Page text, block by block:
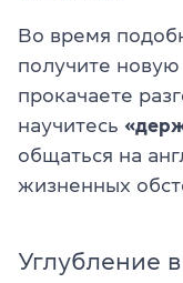
Во время
получите
прокачаете
научитесь
общаться на
жизненных
Углубление